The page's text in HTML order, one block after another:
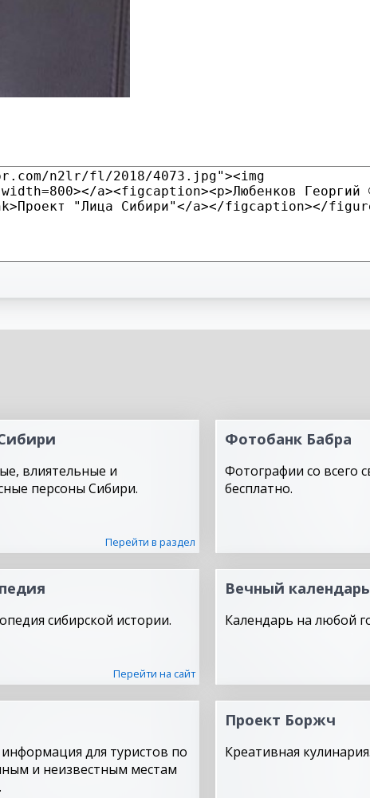
влиятельные и
персоны Сибири.
Перейти в раздел
Фотобанк Бабра
Фотографии со всего
бесплатно.
сибирской истории.
Перейти на сайт
Вечный календарь
Календарь на любой
для туристов по
и неизвестным местам
Проект Боржч
Креативная кулинария.